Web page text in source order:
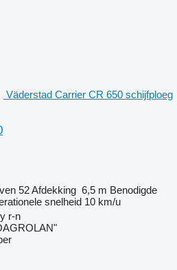
Väderstad Carrier CR 650 schijfploeg
52Afdekking 6,5 m Benodigde
snelheid 10 km/u
r-n